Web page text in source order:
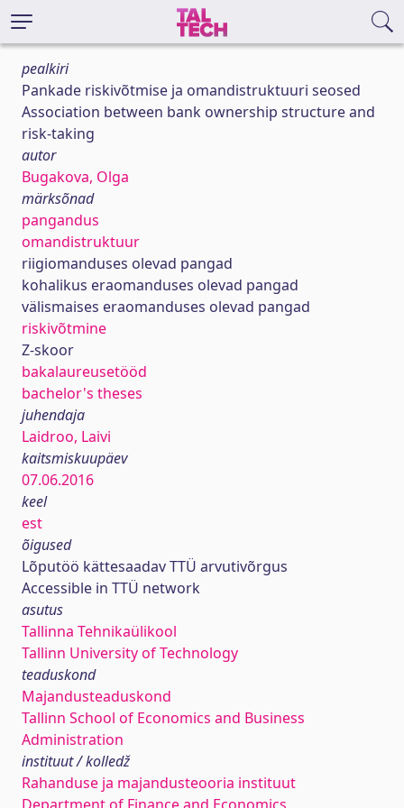
pealkiri
Pankade riskivõtmise ja omandistruktuuri seosed
Association between bank ownership structure and
risk-taking
autor
Bugakova, Olga
märksõnad
pangandus
omandistruktuur
riigiomanduses olevad pangad
kohalikus eraomanduses olevad pangad
välismaises eraomanduses olevad pangad
riskivõtmine
Z-skoor
bakalaureusetööd
bachelor's theses
juhendaja
Laidroo, Laivi
kaitsmiskuupäev
07.06.2016
keel
est
õigused
Lõputöö kättesaadav TTÜ arvutivõrgus
Accessible in TTÜ network
asutus
Tallinna Tehnikaülikool
Tallinn University of Technology
teaduskond
Majandusteaduskond
Tallinn School of Economics and Business
Administration
instituut / kolledž
Rahanduse ja majandusteooria instituut